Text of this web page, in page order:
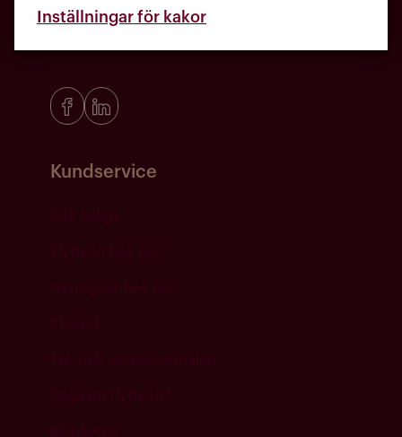
Inställningar för kakor
Akuta ärenden
Kundservice